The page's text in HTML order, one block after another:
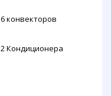
6 конвекторов
2 Кондиционера